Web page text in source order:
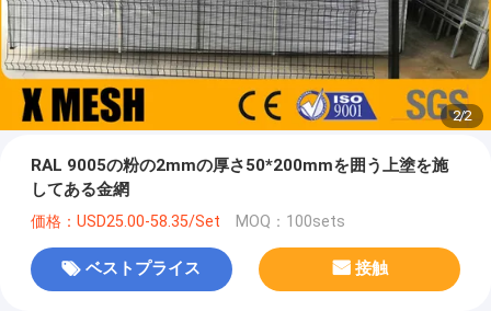
2/2
RAL 9005の粉の2mmの厚さ50*200mmを囲う上塗を施
してある金網
価格：USD25.00-58.35/Set MOQ：100sets
ベストプライス 接触